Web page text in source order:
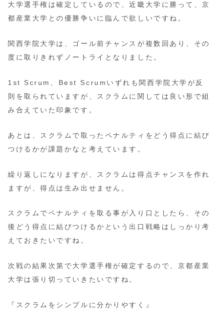
大学選手権は確定しているので、近畿大学に勝って、京
都産業大学との優勝争いに臨んで欲しいですね。
関西学院大学は、ゴール前チャンスが複数回あり、その
度に取りきれずノートライとなりました。
1st Scrum、Best Scrumいずれも関西学院大学が反
則を取られていますが、スクラムに関しては良い形で組
み合えていた印象です。
あとは、スクラムで取ったペナルティをどう得点に結び
つけるかが課題かなと考えています。
繰り返しになりますが、スクラムは得点チャンスを作れ
ますが、得点は生み出せません。
スクラムでペナルティを取る事が入り口としたら、その
後どう得点に結びつけるかという出口戦略はしっかり考
えておきたいですね。
次戦の結果次第で大学選手権が確定するので、京都産業
大学は張り切っていきたいですね。
『スクラムをシンプルに分かりやすく』